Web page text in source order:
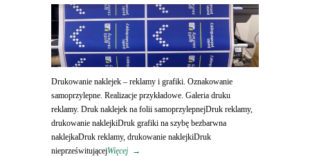
Drukowanie naklejek – reklamy i grafiki. Oznakowanie
samoprzylepne. Realizacje przykładowe. Galeria druku
reklamy. Druk naklejek na folii samoprzylepnejDruk reklamy,
drukowanie naklejkiDruk grafiki na szybę bezbarwna
naklejkaDruk reklamy, drukowanie naklejkiDruk
nieprześwitującejWięcej →